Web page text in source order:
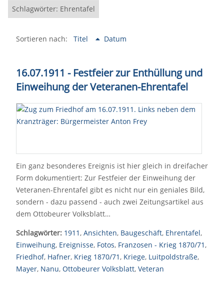
Schlagwörter: Ehrentafel
Sortieren nach: Titel Datum
16.07.1911 - Festfeier zur Enthüllung und
Einweihung der Veteranen-Ehrentafel
Ein ganz besonderes Ereignis ist hier gleich in dreifacher
Form dokumentiert: Zur Festfeier der Einweihung der
Veteranen-Ehrentafel gibt es nicht nur ein geniales Bild,
sondern - dazu passend - auch zwei Zeitungsartikel aus
dem Ottobeurer Volksblatt…
Schlagwörter: 1911, Ansichten, Baugeschäft, Ehrentafel,
Einweihung, Ereignisse, Fotos, Franzosen - Krieg 1870/71,
Friedhof, Hafner, Krieg 1870/71, Kriege, Luitpoldstraße,
Mayer, Nanu, Ottobeurer Volksblatt, Veteran